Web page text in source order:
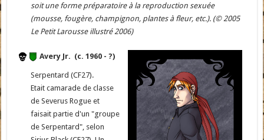
soit une forme préparatoire à la reproduction sexuée
(mousse, fougère, champignon, plantes à fleur, etc.). (© 2005
Le Petit Larousse illustré 2006)
Avery Jr. (c. 1960 - ?)
Serpentard (CF27).
Etait camarade de classe
de Severus Rogue et
faisait partie d'un "groupe
de Serpentard", selon